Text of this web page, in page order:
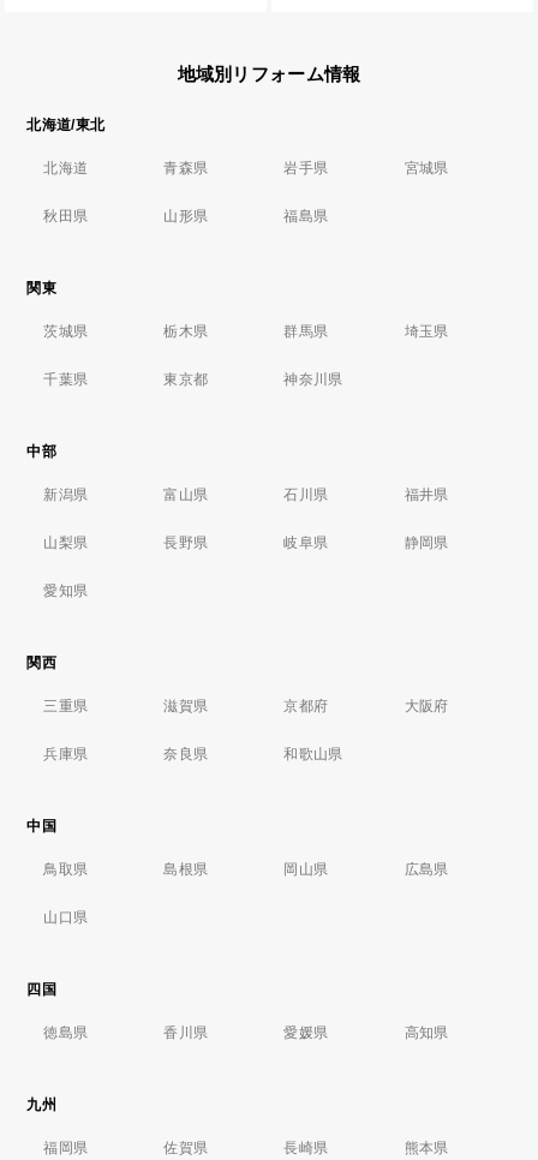
地域別リフォーム情報
北海道/東北
北海道 青森県 岩手県 宮城県
秋田県 山形県 福島県
関東
茨城県 栃木県 群馬県 埼玉県
千葉県 東京都 神奈川県
中部
新潟県 富山県 石川県 福井県
山梨県 長野県 岐阜県 静岡県
愛知県
関西
三重県 滋賀県 京都府 大阪府
兵庫県 奈良県 和歌山県
中国
鳥取県 島根県 岡山県 広島県
山口県
四国
徳島県 香川県 愛媛県 高知県
九州
福岡県 佐賀県 長崎県 熊本県